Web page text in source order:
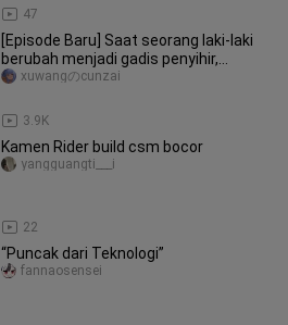
47
[Episode Baru] Saat seorang laki-laki
berubah menjadi gadis penyihir,
tubuhnya berubah? ~
3.9K
xuwangのcunzai
Kamen Rider build csm bocor
22
yangguangti___i
“Puncak dari Teknologi”
fannaosensei